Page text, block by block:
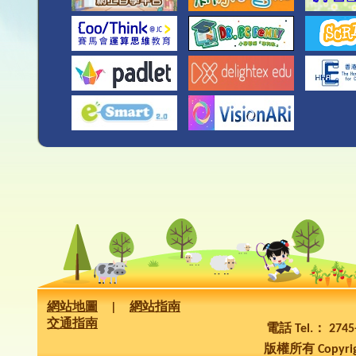
網站地圖
網站指南
交通指南
電話 Tel.：
版權所有